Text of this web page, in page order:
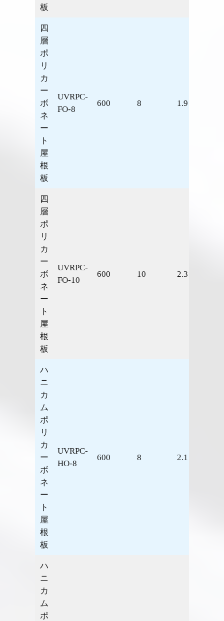
板
四
層
ポ
リ
カ
ー
ボ
ネ
ー
ト
屋
根
板
UVRPC-
FO-8
600 8 1.9
四
層
ポ
リ
カ
ー
ボ
ネ
ー
ト
屋
根
板
UVRPC-
FO-10
600 10 2.3
ハ
ニ
カ
ム
ポ
リ
カ
ー
ボ
ネ
ー
ト
屋
根
板
UVRPC-
HO-8
600 8 2.1
ハ
ニ
カ
ム
ポ